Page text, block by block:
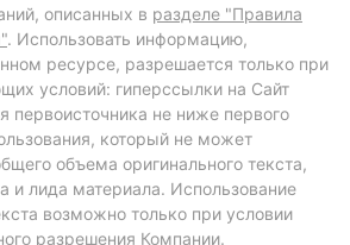
описанных в разделе "Правила
. Использовать информацию,
ресурсе, разрешается только при
условий: гиперссылки на Сайт
первоисточника не ниже первого
который не может
объема оригинального текста,
и лида материала. Использование
возможно только при условии
разрешения Компании.